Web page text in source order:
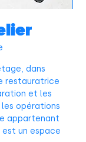
dans
restauratrice
et les
opérations
appartenant
est un espace